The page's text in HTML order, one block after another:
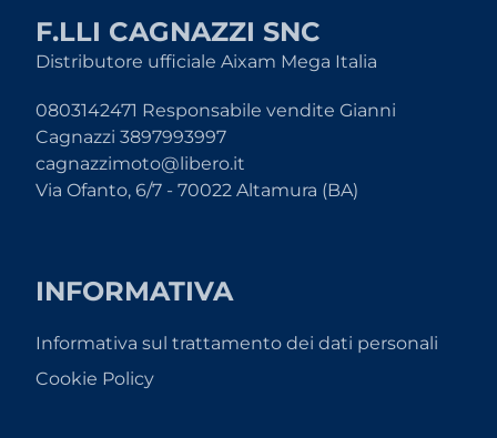
F.LLI CAGNAZZI SNC
Distributore ufficiale Aixam Mega Italia
0803142471 Responsabile vendite Gianni
Cagnazzi 3897993997
cagnazzimoto@libero.it
Via Ofanto, 6/7 - 70022 Altamura (BA)
INFORMATIVA
Informativa sul trattamento dei dati personali
Cookie Policy